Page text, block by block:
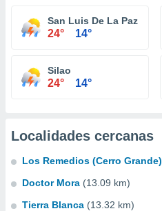
San Luis De La Paz
24° 14°
Silao
24° 14°
Localidades cercanas
Los Remedios (Cerro Grande)
Doctor Mora (13.09 km)
Tierra Blanca (13.32 km)